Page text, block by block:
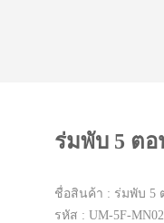
ร่มพับ 5 ตอ
ชื่อสินค้า : ร่มพับ 5 ต
รหัส : UM-5F-MN02